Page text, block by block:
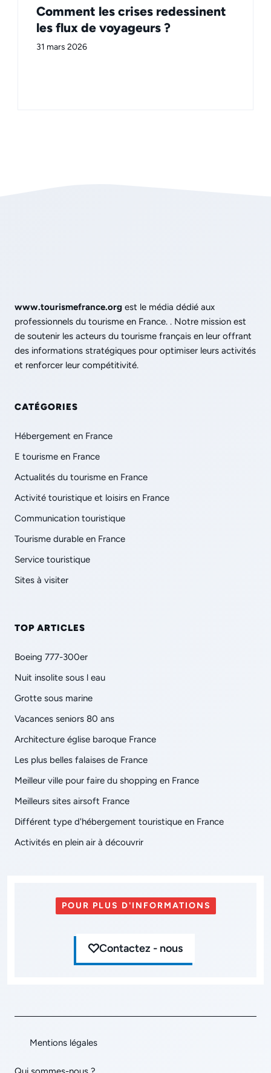
Comment les crises redessinent
les flux de voyageurs ?
31 mars 2026
www.tourismefrance.org est le média dédié aux
professionnels du tourisme en France. . Notre mission est
de soutenir les acteurs du tourisme français en leur offrant
des informations stratégiques pour optimiser leurs activités
et renforcer leur compétitivité.
CATÉGORIES
Hébergement en France
E tourisme en France
Actualités du tourisme en France
Activité touristique et loisirs en France
Communication touristique
Tourisme durable en France
Service touristique
Sites à visiter
TOP ARTICLES
Boeing 777-300er
Nuit insolite sous l eau
Grotte sous marine
Vacances seniors 80 ans
Architecture église baroque France
Les plus belles falaises de France
Meilleur ville pour faire du shopping en France
Meilleurs sites airsoft France
Différent type d'hébergement touristique en France
Activités en plein air à découvrir
POUR PLUS D'INFORMATIONS
Contactez - nous
Mentions légales